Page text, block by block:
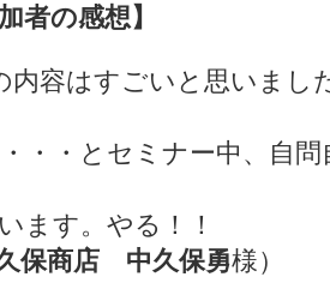
者の感想】
内容はすごいと思いまし
・・とセミナー中、自
ます。やる！！
保商店 中久保勇様）